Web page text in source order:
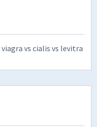
viagra vs cialis vs levitra